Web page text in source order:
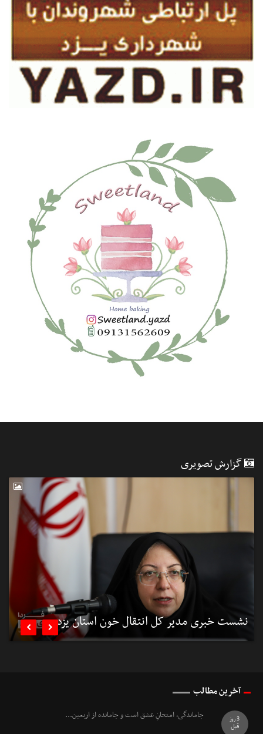
گزارش تصویری
نشست خبری مدیر کل انتقال خون استان یزد  
آخرین مطالب
جاماندگی، امتحانِ عشق است و جامانده از اربعین...
3 روز
قبل